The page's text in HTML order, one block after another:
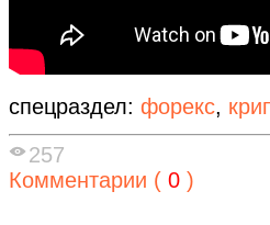
спецраздел: форекс,
257
Комментарии ( 0 )